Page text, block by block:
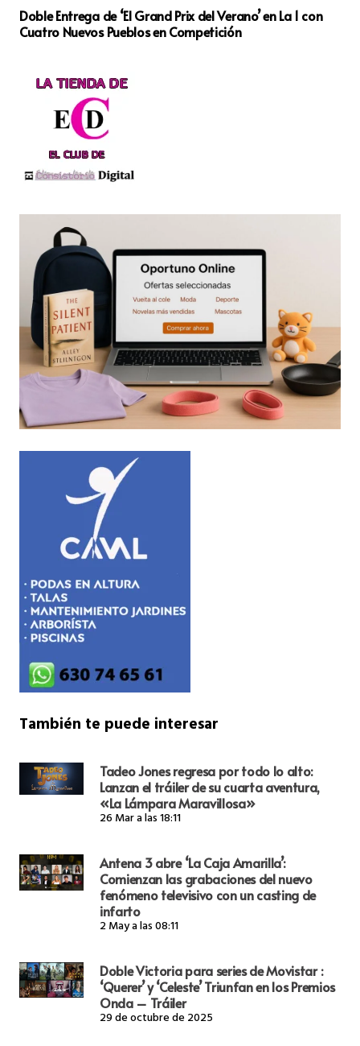
Doble Entrega de ‘El Grand Prix del Verano’ en La 1 con
Cuatro Nuevos Pueblos en Competición
También te puede interesar
Tadeo Jones regresa por todo lo alto:
Lanzan el tráiler de su cuarta aventura,
«La Lámpara Maravillosa»
26 Mar a las 18:11
Antena 3 abre ‘La Caja Amarilla’:
Comienzan las grabaciones del nuevo
fenómeno televisivo con un casting de
infarto
2 May a las 08:11
Doble Victoria para series de Movistar :
‘Querer’ y ‘Celeste’ Triunfan en los Premios
Onda – Tráiler
29 de octubre de 2025